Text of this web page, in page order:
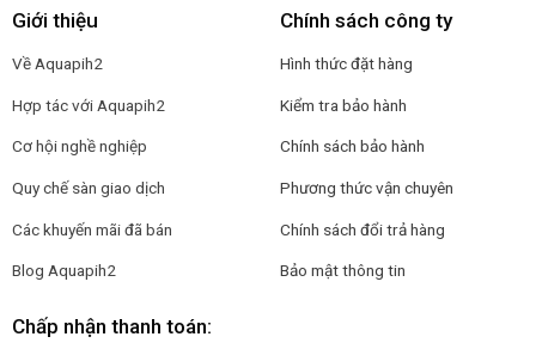
Giới thiệu
Về Aquapih2
Hợp tác với Aquapih2
Cơ hội nghề nghiệp
Quy chế sàn giao dịch
Các khuyến mãi đã bán
Blog Aquapih2
Chính sách công ty
Hình thức đặt hàng
Kiểm tra bảo hành
Chính sách bảo hành
Phương thức vận chuyên
Chính sách đổi trả hàng
Bảo mật thông tin
Chấp nhận thanh toán: